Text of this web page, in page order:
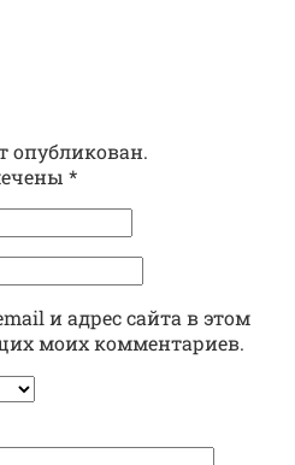
опубликован.
*
и адрес сайта в этом
моих комментариев.